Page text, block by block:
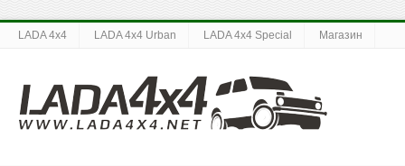
LADA 4x4 LADA 4x4 Urban LADA 4x4 Special Магазин